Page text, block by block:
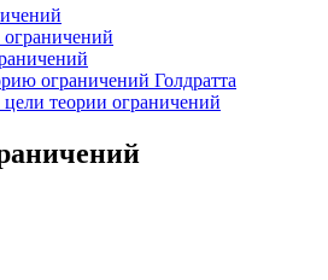
ограничений Голдратта
теории ограничений